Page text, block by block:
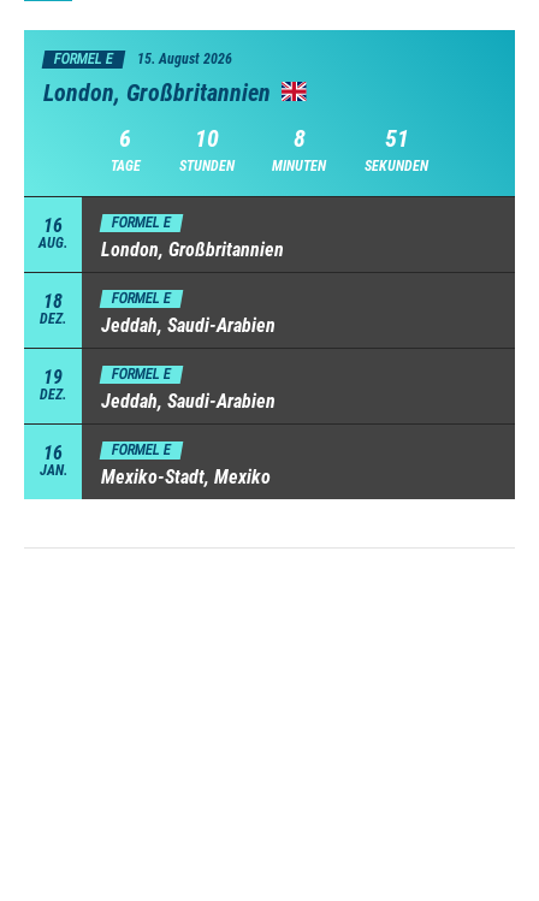
FORMEL E 15. August 2026
London, Großbritannien
6
TAGE
10
STUNDEN
8
MINUTEN
50
SEKUNDEN
16
AUG.
FORMEL E
London, Großbritannien
18
DEZ.
FORMEL E
Jeddah, Saudi-Arabien
19
DEZ.
FORMEL E
Jeddah, Saudi-Arabien
16
JAN.
FORMEL E
Mexiko-Stadt, Mexiko